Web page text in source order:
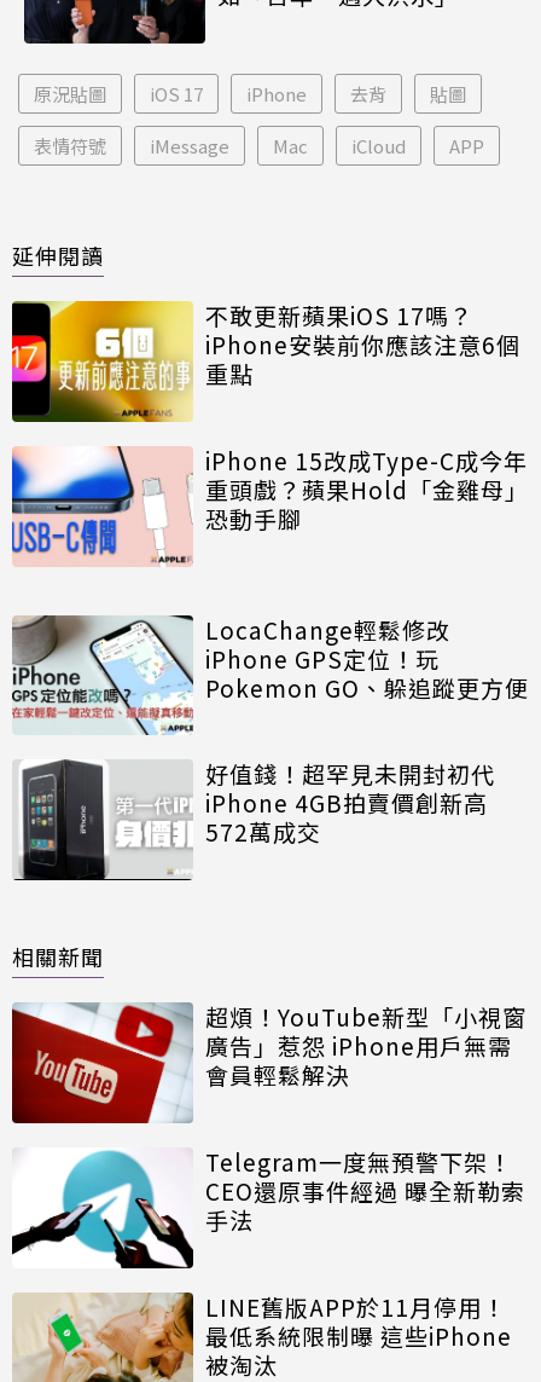
原況貼圖 iOS 17 iPhone 去背 貼圖
表情符號 iMessage Mac iCloud APP
延伸閱讀
不敢更新蘋果iOS 17嗎？
iPhone安裝前你應該注意6個
重點
iPhone 15改成Type-C成今年
重頭戲？蘋果Hold「金雞母」
恐動手腳
LocaChange輕鬆修改
iPhone GPS定位！玩
Pokemon GO、躲追蹤更方便
好值錢！超罕見未開封初代
iPhone 4GB拍賣價創新高
572萬成交
相關新聞
超煩！YouTube新型「小視窗
廣告」惹怨 iPhone用戶無需
會員輕鬆解決
Telegram一度無預警下架！
CEO還原事件經過 曝全新勒索
手法
LINE舊版APP於11月停用！
最低系統限制曝 這些iPhone
被淘汰